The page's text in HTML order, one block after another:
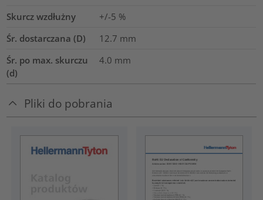
Skurcz wzdłużny
+/-5 %
Śr. dostarczana (D)
12.7 mm
Śr. po max. skurczu
(d)
4.0 mm
Pliki do pobrania